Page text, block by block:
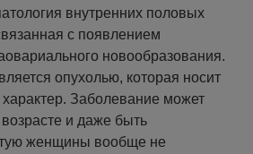
внутренних половых
с появлением
новообразования.
опухолью, которая носит
Заболевание может
и даже быть
женщины вообще не